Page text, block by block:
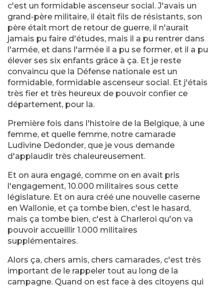
c'est un formidable ascenseur social. J'avais un
grand-père militaire, il était fils de résistants, son
père était mort de retour de guerre, il n'aurait
jamais pu faire d'études, mais il a pu rentrer dans
l'armée, et dans l'armée il a pu se former, et il a pu
élever ses six enfants grâce à ça. Et je reste
convaincu que la Défense nationale est un
formidable, formidable ascenseur social. Et j'étais
très fier et très heureux de pouvoir confier ce
département, pour la.
Première fois dans l'histoire de la Belgique, à une
femme, et quelle femme, notre camarade
Ludivine Dedonder, que je vous demande
d'applaudir très chaleureusement.
Et on aura engagé, comme on en avait pris
l'engagement, 10.000 militaires sous cette
législature. Et on aura créé une nouvelle caserne
en Wallonie, et ça tombe bien, c'est le hasard,
mais ça tombe bien, c'est à Charleroi qu'on va
pouvoir accueillir 1.000 militaires
supplémentaires.
Alors ça, chers amis, chers camarades, c'est très
important de le rappeler tout au long de la
campagne. Quand on est face à des citoyens qui